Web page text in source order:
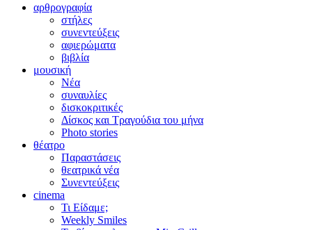
αρθρογραφία
στήλες
συνεντεύξεις
αφιερώματα
βιβλία
μουσική
Νέα
συναυλίες
δισκοκριτικές
Δίσκος και Τραγούδια του μήνα
Photo stories
θέατρο
Παραστάσεις
θεατρικά νέα
Συνεντεύξεις
cinema
Τι Είδαμε;
Weekly Smiles